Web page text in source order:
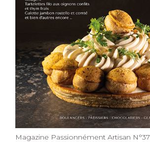
Magazine Passionnément Artisan N°37